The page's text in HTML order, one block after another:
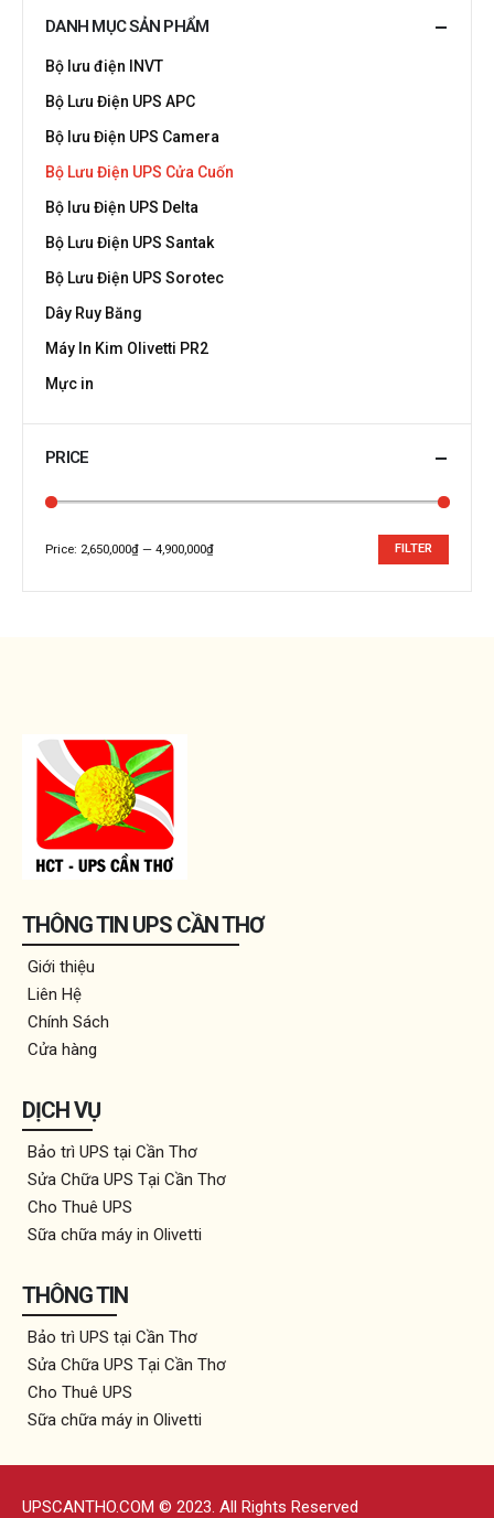
DANH MỤC SẢN PHẨM
Bộ lưu điện INVT
Bộ Lưu Điện UPS APC
Bộ lưu Điện UPS Camera
Bộ Lưu Điện UPS Cửa Cuốn
Bộ lưu Điện UPS Delta
Bộ Lưu Điện UPS Santak
Bộ Lưu Điện UPS Sorotec
Dây Ruy Băng
Máy In Kim Olivetti PR2
Mực in
PRICE
FILTER
Price: 2,650,000₫ — 4,900,000₫
THÔNG TIN UPS CẦN THƠ
Giới thiệu
Liên Hệ
Chính Sách
Cửa hàng
DỊCH VỤ
Bảo trì UPS tại Cần Thơ
Sửa Chữa UPS Tại Cần Thơ
Cho Thuê UPS
Sữa chữa máy in Olivetti
THÔNG TIN
Bảo trì UPS tại Cần Thơ
Sửa Chữa UPS Tại Cần Thơ
Cho Thuê UPS
Sữa chữa máy in Olivetti
UPSCANTHO.COM © 2023. All Rights Reserved